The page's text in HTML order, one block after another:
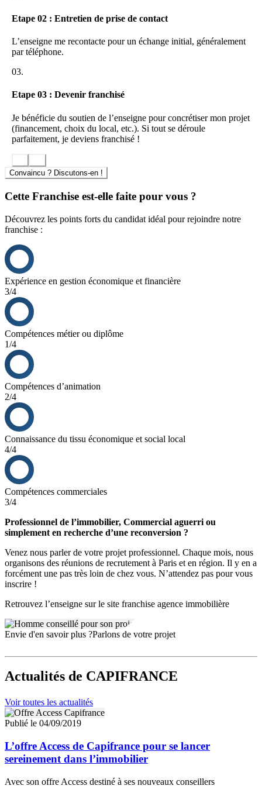
Etape 02 : Entretien de prise de contact
L’enseigne me recontacte pour un échange initial, généralement
par téléphone.
03.
Etape 03 : Devenir franchisé
Je bénéficie du soutien de l’enseigne pour concrétiser mon projet
(financement, choix du local, etc.). Si tout se déroule
parfaitement, je deviens franchisé !
Convaincu ? Discutons-en !
Cette Franchise est-elle faite pour vous ?
Découvrez les points forts du candidat idéal pour rejoindre notre
franchise :
Expérience en gestion économique et financière
3/4
Compétences métier ou diplôme
1/4
Compétences d’animation
2/4
Connaissance du tissu économique et social local
4/4
Compétences commerciales
3/4
Professionnel de l’immobilier, Commercial aguerri ou
simplement en recherche d’une reconversion ?
Venez nous parler de votre projet professionnel. Chaque mois, nous
organisons des réunions de recrutement à Paris et en région. Il y en a
forcément une pas très loin de chez vous. N’attendez pas pour vous
inscrire !
Retrouvez l’enseigne sur le site franchise agence immobilière
Envie d'en savoir plus ?Parlons de votre projet
Actualités de CAPIFRANCE
Voir toutes les actualités
Publié le 04/09/2019
L’offre Access de Capifrance pour se lancer
sereinement dans l’immobilier
Avec son offre Access destiné à ses nouveaux conseillers